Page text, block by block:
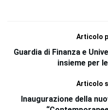
Articolo
Guardia di Finanza e
insieme per
Articolo
Inaugurazione della